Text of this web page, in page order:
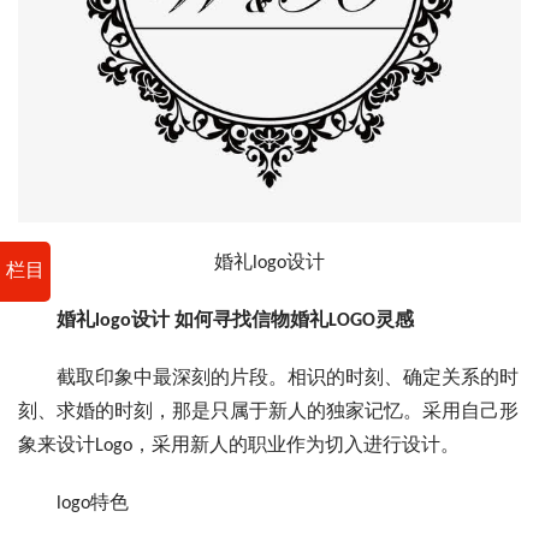
栏目 婚礼logo设计
婚礼logo设计 如何寻找信物婚礼LOGO灵感
截取印象中最深刻的片段。相识的时刻、确定关系的时
刻、求婚的时刻，那是只属于新人的独家记忆。采用自己形
象来设计Logo，采用新人的职业作为切入进行设计。
logo特色